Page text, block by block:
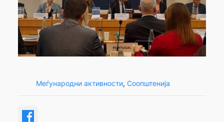
Меѓународни активности, Соопштенија